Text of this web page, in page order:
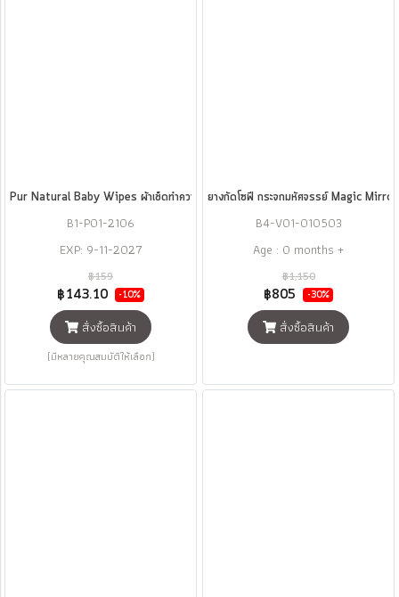
Pur Natural Baby Wipes ผ้าเช็ดทำความสะอาด 100 แผ่น
B1-P01-2106
EXP: 9-11-2027
฿159
฿143.10 -10%
สั่งซื้อสินค้า
(มีหลายคุณสมบัติให้เลือก)
ยางกัดโซฟี กระจกมหัศจรรย์ Magic
B4-V01-010503
Age : 0 months +
฿1,150
฿805 -30%
สั่งซื้อสินค้า